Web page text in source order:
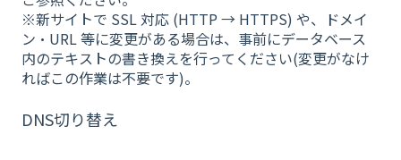
※新サイトで SSL 対応 (HTTP → HTTPS) や、ドメイ
ン・URL 等に変更がある場合は、事前にデータベース
内のテキストの書き換えを行ってください(変更がなけ
ればこの作業は不要です)。
DNS切り替え